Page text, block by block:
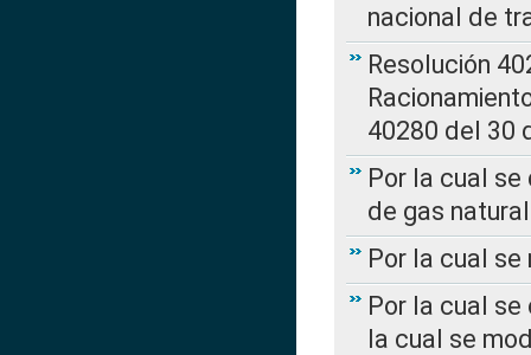
nacional de
Resolución
40280 del 30
Por la cual
de gas natural
Por la cual se
Por la cual se
la cual se